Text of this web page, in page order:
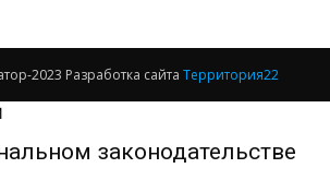
2023 Разработка сайта Территория22
законодательстве